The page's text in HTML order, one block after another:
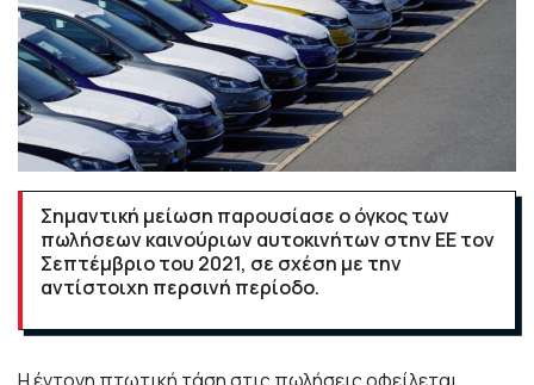
Σημαντική μείωση παρουσίασε ο όγκος των
πωλήσεων καινούριων αυτοκινήτων στην ΕΕ τον
Σεπτέμβριο του 2021, σε σχέση με την
αντίστοιχη περσινή περίοδο.